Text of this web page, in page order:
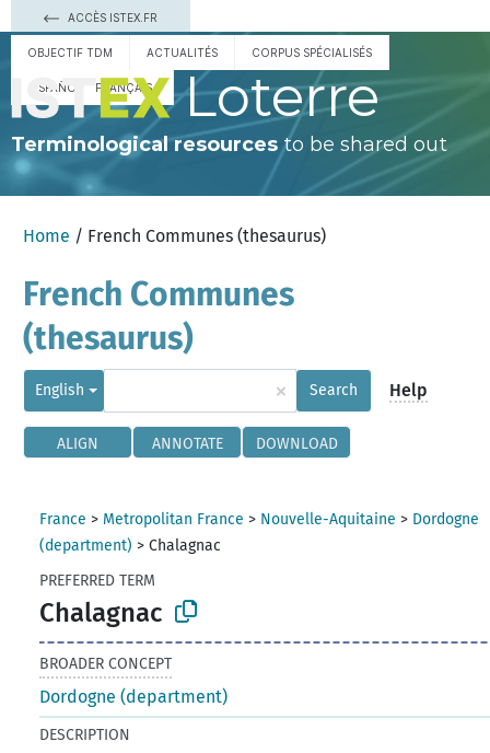
ACCÈS ISTEX.FR
OBJECTIF TDM ACTUALITÉS CORPUS SPÉCIALISÉS
ESPAÑOL FRANÇAIS Loterre
Terminological resourcesto be shared out
Home / French Communes (thesaurus)
French Communes
(thesaurus)
English × Search Help
ALIGN ANNOTATE DOWNLOAD
France > Metropolitan France > Nouvelle-Aquitaine > Dordogne
(department) >Chalagnac
PREFERRED TERM
Chalagnac
BROADER CONCEPT
Dordogne (department)
DESCRIPTION